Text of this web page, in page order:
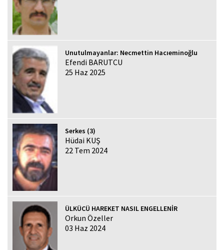
Unutulmayanlar: Necmettin Hacıeminoğlu
Efendi BARUTCU
25 Haz 2025
Serkes (3)
Hüdai KUŞ
22 Tem 2024
ÜLKÜCÜ HAREKET NASIL ENGELLENİR
Orkun Özeller
03 Haz 2024